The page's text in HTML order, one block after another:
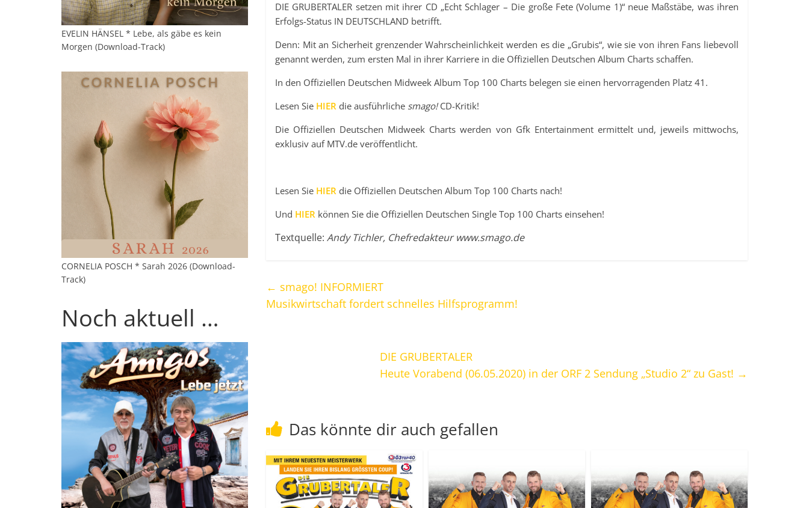
DIE GRUBERTALER setzen mit ihrer CD „Echt Schlager – Die große Fete (Volume 1)“ neue Maßstäbe, was ihren
Erfolgs-Status IN DEUTSCHLAND betrifft.
Denn: Mit an Sicherheit grenzender Wahrscheinlichkeit werden es die „Grubis“, wie sie von ihren Fans liebevoll
genannt werden, zum ersten Mal in ihrer Karriere in die Offiziellen Deutschen Album Charts schaffen.
In den Offiziellen Deutschen Midweek Album Top 100 Charts belegen sie einen hervorragenden Platz 41.
Lesen Sie HIER die ausführliche smago!CD-Kritik!
Die Offiziellen Deutschen Midweek Charts werden von Gfk Entertainment ermittelt und, jeweils mittwochs,
exklusiv auf MTV.de veröffentlicht.
Lesen Sie HIER die Offiziellen Deutschen Album Top 100 Charts nach!
Und HIER können Sie die Offiziellen Deutschen Single Top 100 Charts einsehen!
Textquelle: Andy Tichler, Chefredakteur www.smago.de
← smago! INFORMIERT
Musikwirtschaft fordert schnelles Hilfsprogramm!
DIE GRUBERTALER
Heute Vorabend (06.05.2020) in der ORF 2 Sendung „Studio 2“ zu Gast! →
Das könnte dir auch gefallen
EVELIN HÄNSEL * Lebe, als gäbe es kein
Morgen (Download-Track)
CORNELIA POSCH * Sarah 2026 (Download-
Track)
Noch aktuell …